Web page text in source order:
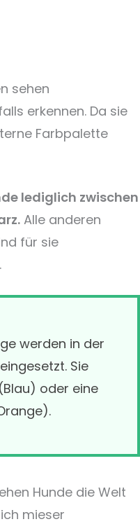
sehen
erkennen. Da sie
Farbpalette
lediglich zwischen
Alle anderen
für sie
werden in der
Sie
oder eine
Hunde die Welt
mieser